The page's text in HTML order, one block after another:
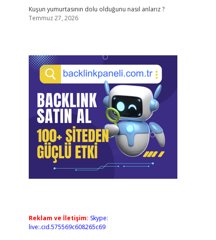
Kuşun yumurtasının dolu olduğunu nasıl anlarız ?
Temmuz 27, 2026
Reklam ve İletişim: Skype:
live:.cid.575569c608265c69